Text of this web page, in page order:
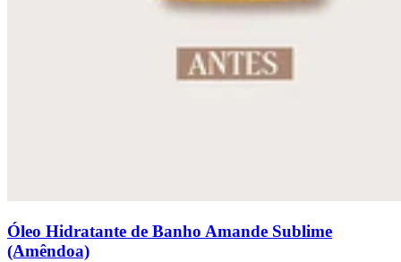
Óleo Hidratante de Banho Amande Sublime
(Amêndoa)